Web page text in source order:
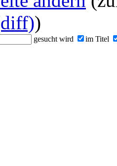
)
gesucht wird im Titel